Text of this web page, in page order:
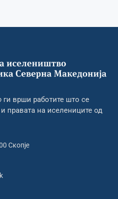
ги врши работите што се
правата на иселениците од
Скопје